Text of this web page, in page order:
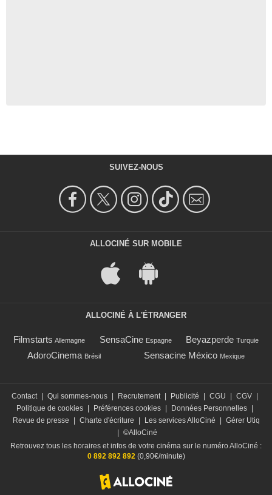
SUIVEZ-NOUS
ALLOCINÉ SUR MOBILE
ALLOCINÉ À L'ÉTRANGER
Filmstarts Allemagne SensaCine Espagne Beyazperde Turquie
AdoroCinema Brésil Sensacine México Mexique
Contact | Qui sommes-nous | Recrutement | Publicité | CGU | CGV |
Politique de cookies | Préférences cookies | Données Personnelles |
Revue de presse
| Charte d'écriture | Les services AlloCiné | Gérer Utiq
| ©AlloCiné
Retrouvez tous les horaires et infos de votre cinéma sur le numéro AlloCiné :
0 892 892 892 (0,90€/minute)